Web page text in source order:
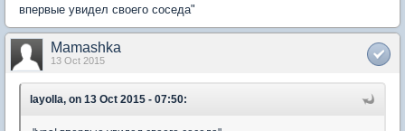
впервые увидел своего соседа"
Mamashka
13 Oct 2015
layolla, on 13 Oct 2015 - 07:50: